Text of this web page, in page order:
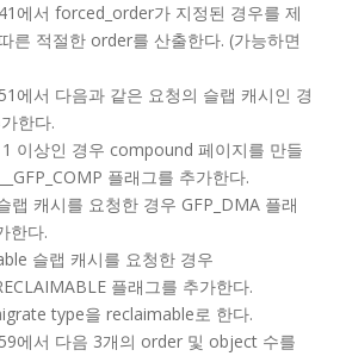
에서 forced_order가 지정된 경우를 제
른 적절한 order를 산출한다. (가능하면
에서 다음과 같은 요청의 슬랩 캐시인 경
한다.
이상인 경우 compound 페이지를 만들
플래그를 추가한다.
랩 캐시를 요청한 경우 GFP_DMA 플래
한다.
슬랩 캐시를 요청한 경우
플래그를 추가한다.
type을 reclaimable로 한다.
에서 다음 3개의 order 및 object 수를